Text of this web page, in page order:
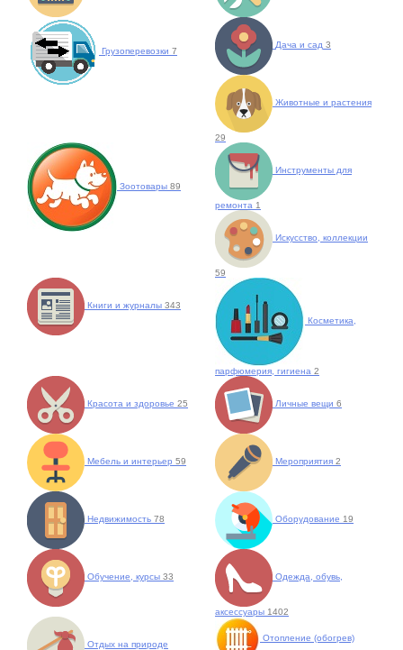
Грузоперевозки 7
Дача и сад 3
Животные и растения
29
Зоотовары 89
Инструменты для
ремонта 1
Искусство, коллекции
59
Книги и журналы 343
Косметика,
парфюмерия, гигиена 2
Красота и здоровье 25 Личные вещи 6
Мебель и интерьер 59 Мероприятия 2
Недвижимость 78 Оборудование 19
Обучение, курсы 33 Одежда, обувь,
аксессуары 1402
Отдых на природе
Отопление (обогрев)